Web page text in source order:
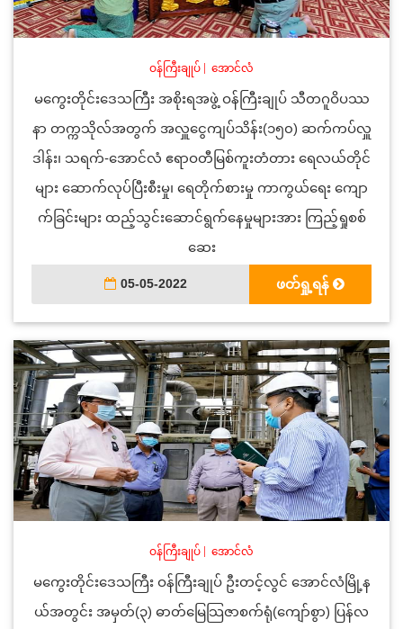
ဝန်ကြီးချုပ် အောင်လံ
မကွေးတိုင်းဒေသကြီး အစိုးရအဖွဲ့ ဝန်ကြီးချုပ် သီတဂူဝိပဿ
နာ တက္ကသိုလ်အတွက် အလှူငွေကျပ်သိန်း(၁၅၀) ဆက်ကပ်လှူ
ဒါန်း၊ သရက်-အောင်လံ ဧရာဝတီမြစ်ကူးတံတား ရေလယ်တိုင်
များ ဆောက်လုပ်ပြီးစီးမှု၊ ရေတိုက်စားမှု ကာကွယ်ရေး ကျော
က်ခြင်းများ ထည့်သွင်းဆောင်ရွက်နေမှုများအား ကြည့်ရှုစစ်
ဆေး
05-05-2022 ဖတ်ရှု့ရန်
ဝန်ကြီးချုပ် အောင်လံ
မကွေးတိုင်းဒေသကြီး ဝန်ကြီးချုပ် ဦးတင့်လွင် အောင်လံမြို့န
ယ်အတွင်း အမှတ်(၃) ဓာတ်မြေသြဇာစက်ရုံ(ကျော်စွာ) ပြန်လ